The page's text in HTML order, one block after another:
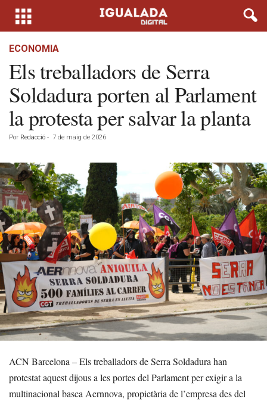
ECONOMIA
Els treballadors de Serra
Soldadura porten al Parlament
la protesta per salvar la planta
Por Redacció - 7 de maig de 2026
ACN Barcelona – Els treballadors de Serra Soldadura han
protestat aquest dijous a les portes del Parlament per exigir a la
multinacional basca Aernnova, propietària de l’empresa des del